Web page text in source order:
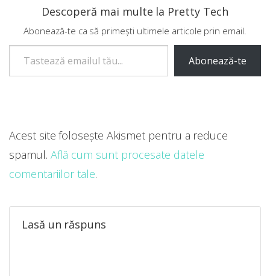
Descoperă mai multe la Pretty Tech
Abonează-te ca să primești ultimele articole prin email.
Tastează emailul tău...
Abonează-te
Lasă un răspuns
Acest site folosește Akismet pentru a reduce
spamul. Află cum sunt procesate datele
comentariilor tale.